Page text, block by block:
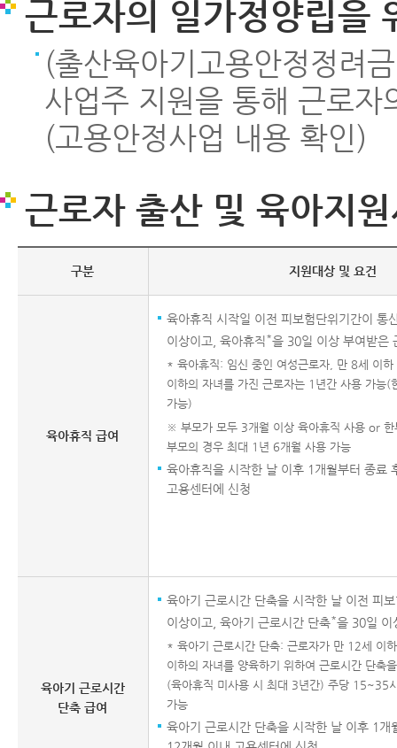
근로자의 일가정양립을
(출산육아기고용안정정려
사업주 지원을 통해 근로
(고용안정사업 내용 확인)
근로자 출산 및 육아지
구분 지원대상 및 요건
육아휴직 급여
육아휴직 시작일 이전 피보험단위기간이 통
이상이고, 육아휴직*을 30일 이상 부여받은
* 육아휴직: 임신 중인 여성근로자, 만 8세 이
이하의 자녀를 가진 근로자는 1년간 사용 가능(
가능)
※ 부모가 모두 3개월 이상 육아휴직 사용 or
부모의 경우 최대 1년 6개월 사용 가능
육아휴직을 시작한 날 이후 1개월부터 종료
고용센터에 신청
육아기 근로시간
단축 급여
육아기 근로시간 단축을 시작한 날 이전 피
이상이고, 육아기 근로시간 단축*을 30일 이
* 육아기 근로시간 단축: 근로자가 만 12세 이
이하의 자녀를 양육하기 위하여 근로시간 단축
(육아휴직 미사용 시 최대 3년간) 주당 15~35
가능
육아기 근로시간 단축을 시작한 날 이후 1개